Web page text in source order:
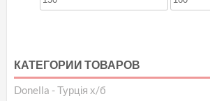
КАТЕГОРИИ ТОВАРОВ
Donella - Турція х/б